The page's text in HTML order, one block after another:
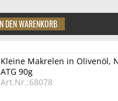
Kleine Makrelen in Olivenöl,
ATG 90g
Art.Nr.:68078